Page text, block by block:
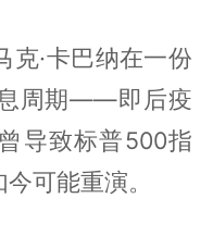
克·卡巴纳在一份
周期——即后疫
导致标普500指
可能重演。